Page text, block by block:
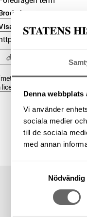
Denna webbplats
Vi använder
sociala medier
till de sociala
med annan
Nödvändig
7 relaterade föremål
samlingar.shm.se/
Kopiera URI
på denna sida är
hos Statens